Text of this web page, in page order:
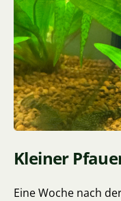
Kleiner
Eine Woche nach